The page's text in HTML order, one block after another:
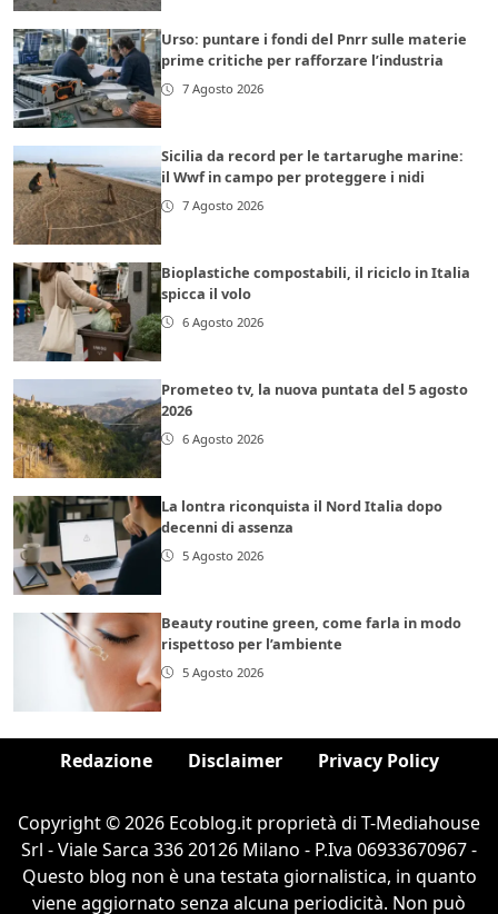
Urso: puntare i fondi del Pnrr sulle materie
prime critiche per rafforzare l’industria
7 Agosto 2026
Sicilia da record per le tartarughe marine:
il Wwf in campo per proteggere i nidi
7 Agosto 2026
Bioplastiche compostabili, il riciclo in Italia
spicca il volo
6 Agosto 2026
Prometeo tv, la nuova puntata del 5 agosto
2026
6 Agosto 2026
La lontra riconquista il Nord Italia dopo
decenni di assenza
5 Agosto 2026
Beauty routine green, come farla in modo
rispettoso per l’ambiente
5 Agosto 2026
Redazione Disclaimer Privacy Policy
Copyright © 2026 Ecoblog.it proprietà di T-Mediahouse
Srl - Viale Sarca 336 20126 Milano - P.Iva 06933670967 -
Questo blog non è una testata giornalistica, in quanto
viene aggiornato senza alcuna periodicità. Non può